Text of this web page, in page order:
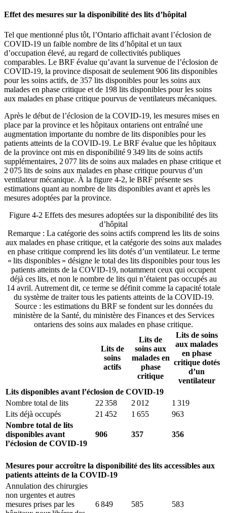
Effet des mesures sur la disponibilité des lits d’hôpital
Tel que mentionné plus tôt, l’Ontario affichait avant l’éclosion de
COVID-19 un faible nombre de lits d’hôpital et un taux
d’occupation élevé, au regard de collectivités publiques
comparables. Le BRF évalue qu’avant la survenue de l’éclosion de
COVID-19, la province disposait de seulement 906 lits disponibles
pour les soins actifs, de 357 lits disponibles pour les soins aux
malades en phase critique et de 198 lits disponibles pour les soins
aux malades en phase critique pourvus de ventilateurs mécaniques.
Après le début de l’éclosion de la COVID-19, les mesures mises en
place par la province et les hôpitaux ontariens ont entraîné une
augmentation importante du nombre de lits disponibles pour les
patients atteints de la COVID-19. Le BRF évalue que les hôpitaux
de la province ont mis en disponibilité 9 349 lits de soins actifs
supplémentaires, 2 077 lits de soins aux malades en phase critique et
2 075 lits de soins aux malades en phase critique pourvus d’un
ventilateur mécanique. À la figure 4-2, le BRF présente ses
estimations quant au nombre de lits disponibles avant et après les
mesures adoptées par la province.
Figure 4-2 Effets des mesures adoptées sur la disponibilité des lits
d’hôpital
Remarque : La catégorie des soins actifs comprend les lits de soins
aux malades en phase critique, et la catégorie des soins aux malades
en phase critique comprend les lits dotés d’un ventilateur. Le terme
« lits disponibles » désigne le total des lits disponibles pour tous les
patients atteints de la COVID-19, notamment ceux qui occupent
déjà ces lits, et non le nombre de lits qui n’étaient pas occupés au
14 avril. Autrement dit, ce terme se définit comme la capacité totale
du système de traiter tous les patients atteints de la COVID-19.
Source : les estimations du BRF se fondent sur les données du
ministère de la Santé, du ministère des Finances et des Services
ontariens des soins aux malades en phase critique.
Lits de
soins
actifs
Lits de
soins aux
malades en
phase
critique
Lits de soins
aux malades
en phase
critique dotés
d’un
ventilateur
Lits disponibles avant l’éclosion de COVID-19
Nombre total de lits
22 358 2 012
1 319
Lits déjà occupés
21 452 1 655
963
Nombre total de lits
disponibles avant
l’éclosion de COVID-19
906 357 356
Mesures pour accroître la disponibilité des lits accessibles aux
patients atteints de la COVID-19
Annulation des chirurgies
non urgentes et autres
mesures prises par les
6 849 585 583